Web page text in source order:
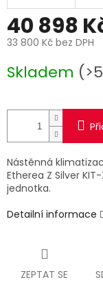
40 898
33 800 Kč bez DPH
cena:
Skladem
Nástěnná
Etherea Z Silver
jednotka.
Detailní informace
ZEPTAT SE